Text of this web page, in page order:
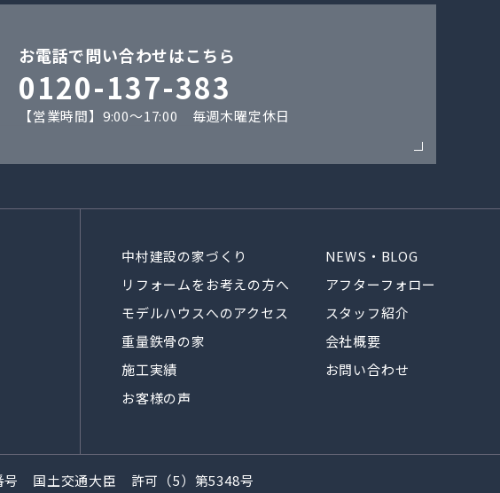
お電話で問い合わせはこちら
0120-137-383
【営業時間】9:00〜17:00 毎週木曜定休日
中村建設の家づくり
リフォームをお考えの方へ
モデルハウスへのアクセス
重量鉄骨の家
施工実績
お客様の声
NEWS・BLOG
アフターフォロー
スタッフ紹介
会社概要
お問い合わせ
号 国土交通大臣 許可（5）第5348号